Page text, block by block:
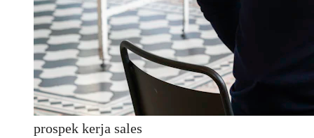
prospek kerja sales